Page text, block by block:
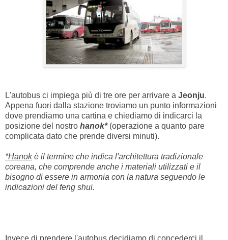
L'autobus ci impiega più di tre ore per arrivare a Jeonju.
Appena fuori dalla stazione troviamo un punto informazioni
dove prendiamo una cartina e chiediamo di indicarci la
posizione del nostro hanok* (operazione a quanto pare
complicata dato che prende diversi minuti).
*Hanokè il termine che indica l'architettura tradizionale
coreana, che comprende anche i materiali utilizzati e il
bisogno di essere in armonia con la natura seguendo le
indicazioni del feng shui.